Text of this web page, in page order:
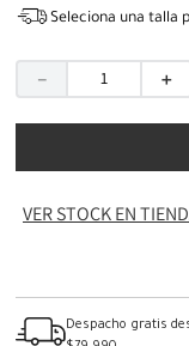
Seleciona una talla
＋
－
VER STOCK EN
Despacho gratis